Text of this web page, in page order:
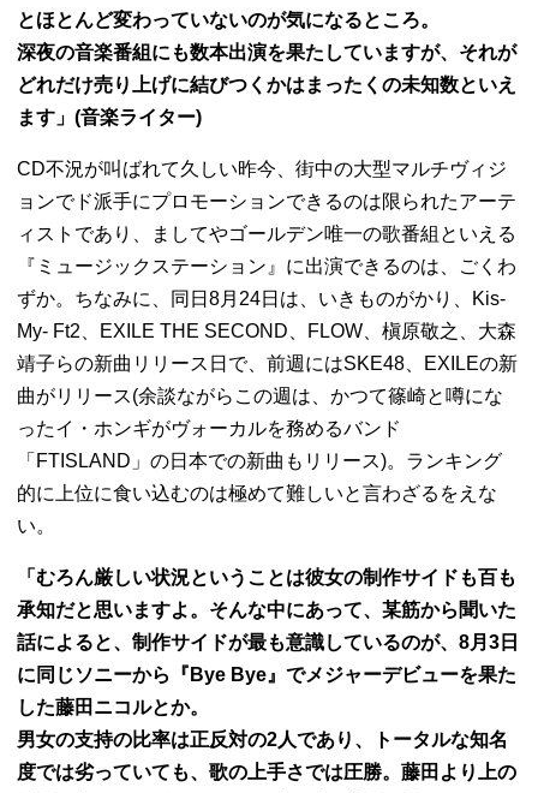
とほとんど変わっていないのが気になるところ。
深夜の音楽番組にも数本出演を果たしていますが、それが
どれだけ売り上げに結びつくかはまったくの未知数といえ
ます」(音楽ライター)
CD不況が叫ばれて久しい昨今、街中の大型マルチヴィジ
ョンでド派手にプロモーションできるのは限られたアーテ
ィストであり、ましてやゴールデン唯一の歌番組といえる
『ミュージックステーション』に出演できるのは、ごくわ
ずか。ちなみに、同日8月24日は、いきものがかり、Kis-
My- Ft2、EXILE THE SECOND、FLOW、槇原敬之、大森
靖子らの新曲リリース日で、前週にはSKE48、EXILEの新
曲がリリース(余談ながらこの週は、かつて篠崎と噂にな
ったイ・ホンギがヴォーカルを務めるバンド
「FTISLAND」の日本での新曲もリリース)。ランキング
的に上位に食い込むのは極めて難しいと言わざるをえな
い。
「むろん厳しい状況ということは彼女の制作サイドも百も
承知だと思いますよ。そんな中にあって、某筋から聞いた
話によると、制作サイドが最も意識しているのが、8月3日
に同じソニーから『Bye Bye』でメジャーデビューを果た
した藤田ニコルとか。
男女の支持の比率は正反対の2人であり、トータルな知名
度では劣っていても、歌の上手さでは圧勝。藤田より上の